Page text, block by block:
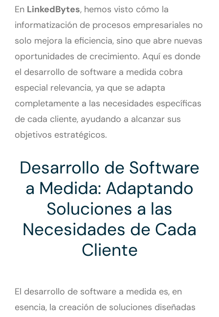
En LinkedBytes, hemos visto cómo la
informatización de procesos empresariales no
solo mejora la eficiencia, sino que abre nuevas
oportunidades de crecimiento. Aquí es donde
el desarrollo de software a medida cobra
especial relevancia, ya que se adapta
completamente a las necesidades específicas
de cada cliente, ayudando a alcanzar sus
objetivos estratégicos.
Desarrollo de Software
a Medida: Adaptando
Soluciones a las
Necesidades de Cada
Cliente
El desarrollo de software a medida es, en
esencia, la creación de soluciones diseñadas